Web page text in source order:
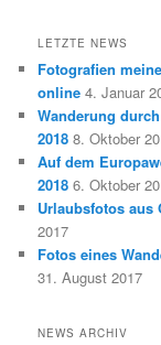
LETZTE NEWS
Fotografien
online 4. Januar
Wanderung
2018 8. Oktober
Auf dem
2018 6. Oktober
Urlaubsfotos aus
2017
Fotos eines
31. August 2017
NEWS ARCHIV